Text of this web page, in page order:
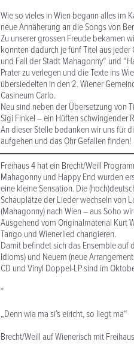
Wie so vieles in Wien begann alles im
neue Annäherung an die Songs von
Zu unserer grossen Freude bekamen
konnten dadurch je fünf Titel aus
und Fall der Stadt Mahagonny“ und
Prater zu verlegen und die Texte ins
übersiedelten in den 2. Wiener
Casineum Carlo.
Neu sind neben der Übersetzung von
Sigi Finkel – ein Hüften schwingender
An dieser Stelle bedanken wir uns für
aufgehen und das Ohr Gefallen finden!
Freihaus 4 hat ein Brecht/Weill
Mahagonny und Happy End wurden
eine kleine Sensation. Die
Schauplätze der Lieder wechseln von
(Mahagonny) nach Wien – aus Soho
Ausgehend vom Originalmaterial Kurt
Tango und Wienerlied changieren.
Damit befindet sich das Ensemble auf
Idioms) und Neuem (neue
CD und Vinyl Doppel-LP sind im
*
„Denn wia ma si’s eiricht, so liegt ma“
Brecht/Weill auf Wienerisch mit